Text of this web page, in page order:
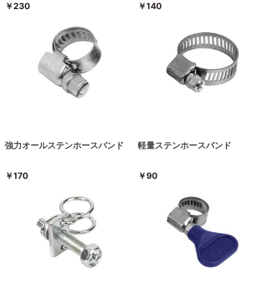
￥230 ￥140
強力オールステンホースバンド
￥170
軽量ステンホースバンド
￥90